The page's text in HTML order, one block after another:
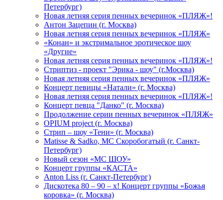
Петербург)
Новая летняя серия пенных вечеринок «ПЛЯЖ»!
Антон Зацепин (г. Москва)
Новая летняя серия пенных вечеринок «ПЛЯЖ»
«Конан» и экстримальное эротическое шоу
«Другие»
Новая летняя серия пенных вечеринок «ПЛЯЖ»!
Стриптиз - проект "Эрика - шоу" (г.Москва)
Новая летняя серия пенных вечеринок «ПЛЯЖ»
Концерт певицы «Натали» (г. Москва)
Новая летняя серия пенных вечеринок «ПЛЯЖ»!
Концерт певца "Данко" (г. Москва)
Продолжение серии пенных вечеринок «ПЛЯЖ»
OPIUM project (г. Москва)
Стрип – шоу «Тени» (г. Москва)
Matissе & Sadko, MC Скоробогатый (г. Санкт-
Петербург)
Новый сезон «МС ШОУ»
Концерт группы «КАСТА»
Anton Liss (г. Санкт-Петербург)
Дискотека 80 – 90 – х! Концерт группы «Божья
коровка» (г. Москва)